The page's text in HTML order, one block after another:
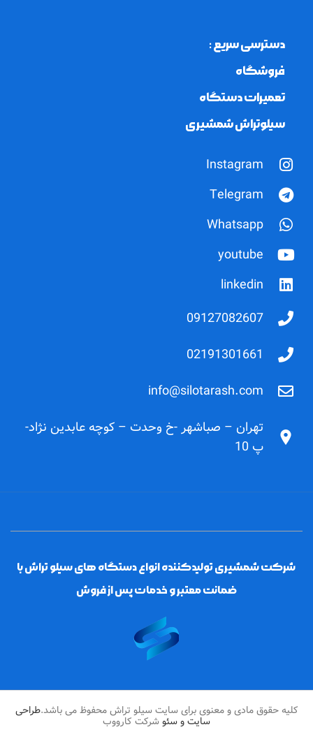
دسترسی سریع :
فروشگاه
تعمیرات دستگاه
سیلوتراش شمشیری
Instagram
Telegram
Whatsapp
youtube
linkedin
09127082607
02191301661
info@silotarash.com
تهران – صباشهر -خ وحدت – کوچه عابدین نژاد-
پ 10
شرکت شمشیری تولیدکننده انواع دستگاه های سیلو تراش با
ضمانت معتبر و خدمات پس از فروش
کلیه حقوق مادی و معنوی برای سایت سیلو تراش محفوظ می باشد.طراحی
سایت و سئوشرکت کارووب